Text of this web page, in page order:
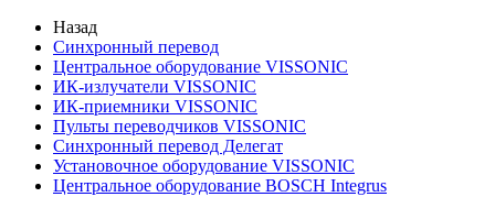
Назад
Синхронный перевод
Центральное оборудование VISSONIC
ИК-излучатели VISSONIC
ИК-приемники VISSONIC
Пульты переводчиков VISSONIC
Синхронный перевод Делегат
Установочное оборудование VISSONIC
Центральное оборудование BOSCH Integrus